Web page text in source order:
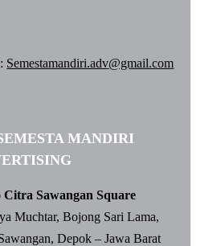
Semestamandiri.adv@gmail.com
MANDIRI
Citra Sawangan Square
Muchtar, Bojong Sari Lama,
Depok – Jawa Barat